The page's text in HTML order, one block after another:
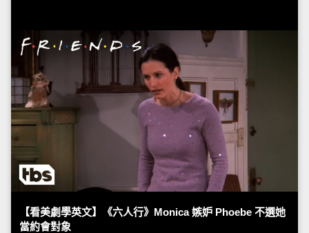
【看美劇學英文】《六人行》Monica 嫉妒 Phoebe 不選她
當約會對象